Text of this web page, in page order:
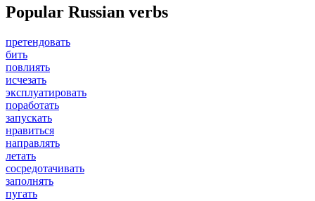
Popular Russian verbs
претендовать
бить
повлиять
исчезать
эксплуатировать
поработать
запускать
нравиться
направлять
летать
сосредотачивать
заполнять
пугать